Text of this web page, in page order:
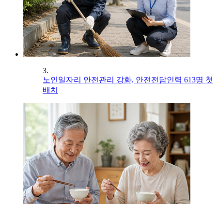
3.
노인일자리 안전관리 강화, 안전전담인력 613명 첫
배치